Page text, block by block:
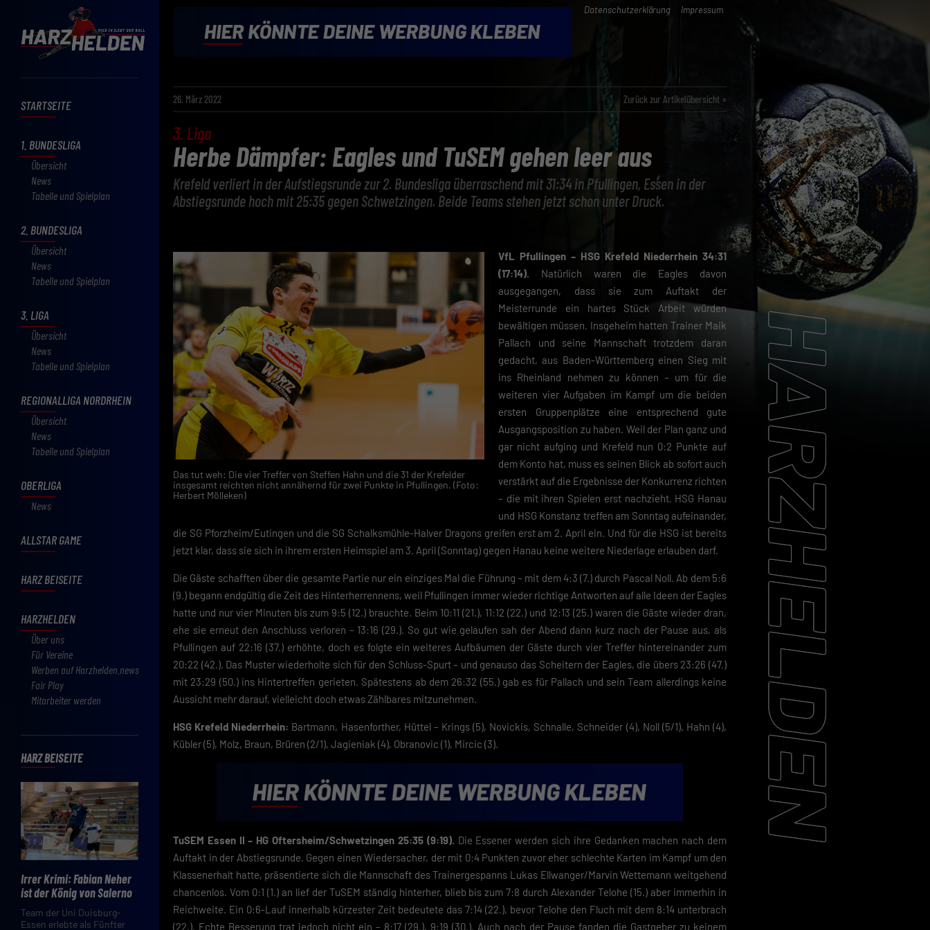
STARTSEITE
1. BUNDESLIGA
Übersicht
News
Tabelle und Spielplan
2. BUNDESLIGA
Übersicht
News
Tabelle und Spielplan
3. LIGA
Übersicht
News
Tabelle und Spielplan
REGIONALLIGA NORDRHEIN
Übersicht
News
Tabelle und Spielplan
OBERLIGA
News
ALLSTAR GAME
HARZ BEISEITE
HARZHELDEN
Über uns
Für Vereine
Werben auf Harzhelden.news
Fair Play
Mitarbeiter werden
HARZ BEISEITE
Irrer Krimi: Fabian Neher
ist der König von Salerno
Team der Uni Duisburg-
Essen erlebte als Fünfter
Datenschutzerklärung Impressum
26. März 2022 Zurück zur Artikelübersicht »
3. Liga
Herbe Dämpfer: Eagles und TuSEM gehen leer aus
Krefeld verliert in der Aufstiegsrunde zur 2. Bundesliga überraschend mit 31:34 in Pfullingen, Essen in der
Abstiegsrunde hoch mit 25:35 gegen Schwetzingen. Beide Teams stehen jetzt schon unter Druck.
Das tut weh: Die vier Treffer von Steffen Hahn und die 31 der Krefelder
insgesamt reichten nicht annähernd für zwei Punkte in Pfullingen. (Foto:
Herbert Mölleken)
VfL Pfullingen – HSG Krefeld Niederrhein 34:31
(17:14). Natürlich waren die Eagles davon
ausgegangen, dass sie zum Auftakt der
Meisterrunde ein hartes Stück Arbeit würden
bewältigen müssen. Insgeheim hatten Trainer Maik
Pallach und seine Mannschaft trotzdem daran
gedacht, aus Baden-Württemberg einen Sieg mit
ins Rheinland nehmen zu können – um für die
weiteren vier Aufgaben im Kampf um die beiden
ersten Gruppenplätze eine entsprechend gute
Ausgangsposition zu haben. Weil der Plan ganz und
gar nicht aufging und Krefeld nun 0:2 Punkte auf
dem Konto hat, muss es seinen Blick ab sofort auch
verstärkt auf die Ergebnisse der Konkurrenz richten
– die mit ihren Spielen erst nachzieht. HSG Hanau
und HSG Konstanz treffen am Sonntag aufeinander,
die SG Pforzheim/Eutingen und die SG Schalksmühle-Halver Dragons greifen erst am 2. April ein. Und für die HSG ist bereits
jetzt klar, dass sie sich in ihrem ersten Heimspiel am 3. April (Sonntag) gegen Hanau keine weitere Niederlage erlauben darf.
Die Gäste schafften über die gesamte Partie nur ein einziges Mal die Führung – mit dem 4:3 (7.) durch Pascal Noll. Ab dem 5:6
(9.) begann endgültig die Zeit des Hinterherrennens, weil Pfullingen immer wieder richtige Antworten auf alle Ideen der Eagles
hatte und nur vier Minuten bis zum 9:5 (12.) brauchte. Beim 10:11 (21.), 11:12 (22.) und 12:13 (25.) waren die Gäste wieder dran,
ehe sie erneut den Anschluss verloren – 13:16 (29.). So gut wie gelaufen sah der Abend dann kurz nach der Pause aus, als
Pfullingen auf 22:16 (37.) erhöhte, doch es folgte ein weiteres Aufbäumen der Gäste durch vier Treffer hintereinander zum
20:22 (42.). Das Muster wiederholte sich für den Schluss-Spurt – und genauso das Scheitern der Eagles, die übers 23:26 (47.)
mit 23:29 (50.) ins Hintertreffen gerieten. Spätestens ab dem 26:32 (55.) gab es für Pallach und sein Team allerdings keine
Aussicht mehr darauf, vielleicht doch etwas Zählbares mitzunehmen.
HSG Krefeld Niederrhein: Bartmann, Hasenforther, Hüttel – Krings (5), Novickis, Schnalle, Schneider (4), Noll (5/1), Hahn (4),
Kübler (5), Molz, Braun, Brüren (2/1), Jagieniak (4), Obranovic (1), Mircic (3).
TuSEM Essen II – HG Oftersheim/Schwetzingen 25:35 (9:19). Die Essener werden sich ihre Gedanken machen nach dem
Auftakt in der Abstiegsrunde. Gegen einen Wiedersacher, der mit 0:4 Punkten zuvor eher schlechte Karten im Kampf um den
Klassenerhalt hatte, präsentierte sich die Mannschaft des Trainergespanns Lukas Ellwanger/Marvin Wettemann weitgehend
chancenlos. Vom 0:1 (1.) an lief der TuSEM ständig hinterher, blieb bis zum 7:8 durch Alexander Telohe (15.) aber immerhin in
Reichweite. Ein 0:6-Lauf innerhalb kürzester Zeit bedeutete das 7:14 (22.), bevor Telohe den Fluch mit dem 8:14 unterbrach
(22.). Echte Besserung trat jedoch nicht ein – 8:17 (29.), 9:19 (30.). Auch nach der Pause fanden die Gastgeber zu keinem